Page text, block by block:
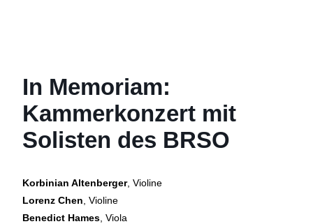
In Memoriam:
Kammerkonzert mit
Solisten des BRSO
Korbinian Altenberger, Violine
Lorenz Chen , Violine
Benedict Hames , Viola